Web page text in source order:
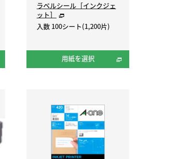
ラベルシール［インクジェ
ット］
入数 100シート(1,200片)
用紙を選択